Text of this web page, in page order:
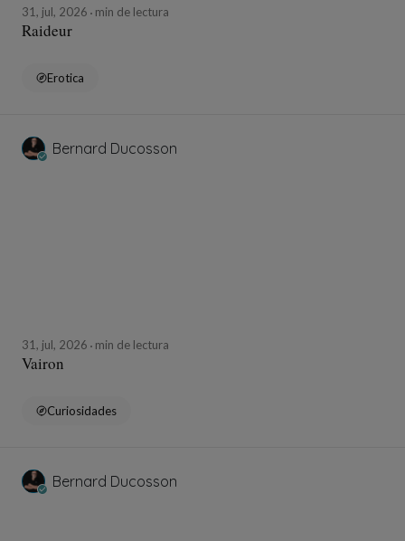
31, jul, 2026 min de lectura
Raideur
Erotica
Bernard Ducosson
31, jul, 2026 min de lectura
Vairon
Curiosidades
Bernard Ducosson